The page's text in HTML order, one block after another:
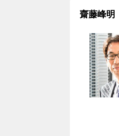
齋藤峰明